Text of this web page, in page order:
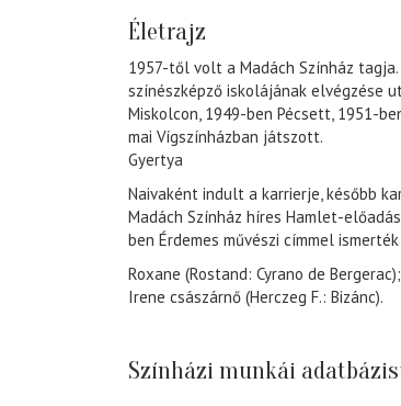
Életrajz
1957-től volt a Madách Színház
színészképző iskolájának elvégzése
Miskolcon, 1949-ben Pécsett, 1951-
mai Vígszínházban játszott.
Gyertya
Naivaként indult a karrierje, később
Madách Színház híres Hamlet-
ben Érdemes művészi címmel
Roxane (Rostand: Cyrano de
Irene császárnő (Herczeg F.: Bizánc).
Színházi munkái